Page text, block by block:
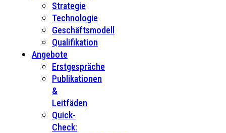
Strategie
Technologie
Geschäftsmodell
Qualifikation
Angebote
Erstgespräche
Publikationen
&
Leitfäden
Quick-
Check: